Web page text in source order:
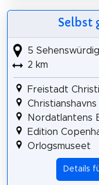
Selbst
5
2 km
Freistadt
Nordatlantens
Edition
Orlogsmuseet
Details